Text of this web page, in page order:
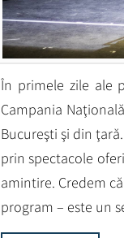
În primele zile ale
Campania
Bucureşti şi din
prin spectacole
amintire. Credem
program – este un